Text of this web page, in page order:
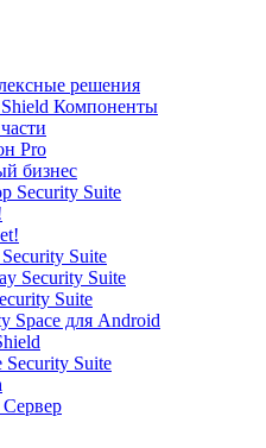
решения
Компоненты
Pro
бизнес
Security Suite
Suite
Security Suite
Suite
Space для Android
Suite